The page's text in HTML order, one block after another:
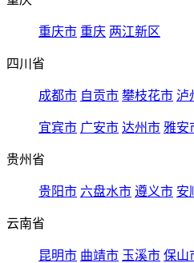
重庆市 重庆 两江新区
四川省
成都市 自贡市 攀枝花市 泸
宜宾市 广安市 达州市 雅安
贵州省
贵阳市 六盘水市 遵义市 安
云南省
昆明市 曲靖市 玉溪市 保山